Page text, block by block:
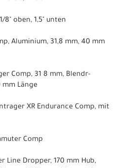
8" oben, 1,5" unten
Aluminium, 31,8 mm, 40 mm
Comp, 31 8 mm, Blendr-
mm Länge
XR Endurance Comp, mit
Comp
Line Dropper, 170 mm Hub,